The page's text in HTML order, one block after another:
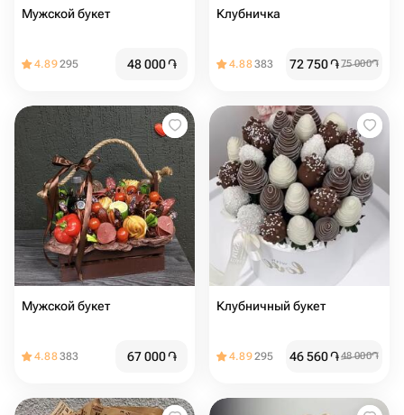
Мужской букет
4.89295 48 000֏
Клубничка
4.88383 72 750֏75 000֏
Мужской букет
4.88383 67 000֏
Клубничный букет
4.89295 46 560֏48 000֏